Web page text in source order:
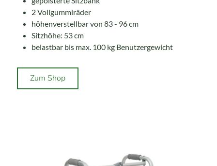
2 Vollgummiräder
höhenverstellbar von 83 - 96 cm
Sitzhöhe: 53 cm
belastbar bis max. 100 kg Benutzergewicht
Zum Shop